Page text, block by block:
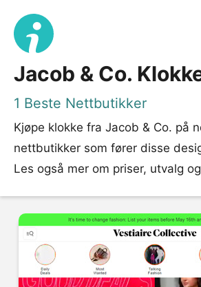
Jacob & Co.
1 Beste Nettbutikker
Kjøpe klokke fra Jacob & Co. på
nettbutikker som fører disse
Les også mer om priser, utvalg